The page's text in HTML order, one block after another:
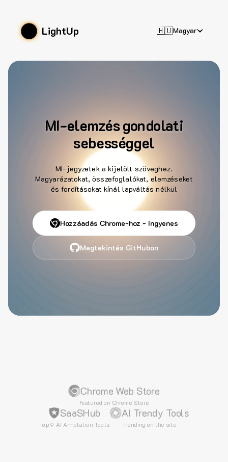
LightUp 🇭🇺Magyar
MI-elemzés gondolati
sebességgel
MI-jegyzetek a kijelölt szöveghez.
Magyarázatokat, összefoglalókat, elemzéseket
és fordításokat kínál lapváltás nélkül
Hozzáadás Chrome-hoz - Ingyenes
Megtekintés GitHubon
Chrome Web Store
Featured on Chrome Store
SaaSHub
Top 9 AI Annotation Tools
AI Trendy Tools
Trending on the site